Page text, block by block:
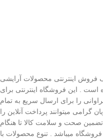
فروش اینترنتی محصولات آرایشی
است . این فروشگاه اینترنتی برای
را برای ارسال سریع به تمام
گرامی میتوانند پرداخت آنلاین را
صحت و سلامت کالا تا هنگام
میباشد . تنوع محصولات با